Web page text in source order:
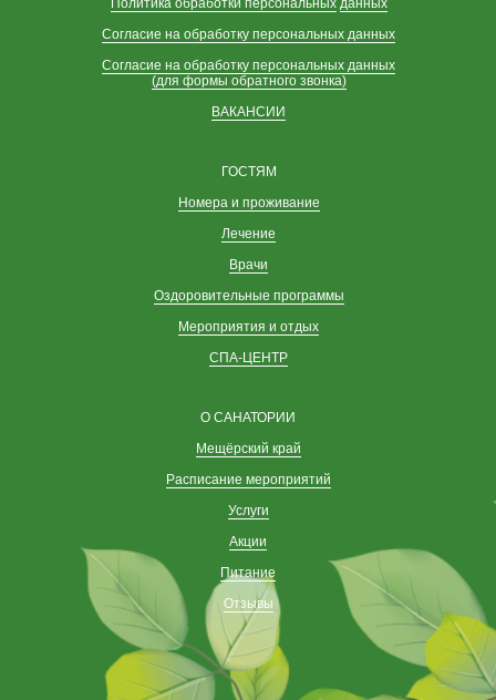
Политика обработки персональных данных
Согласие на обработку персональных данных
Согласие на обработку персональных данных
(для формы обратного звонка)
ВАКАНСИИ
ГОСТЯМ
Номера и проживание
Лечение
Врачи
Оздоровительные программы
Мероприятия и отдых
СПА-ЦЕНТР
О САНАТОРИИ
Мещёрский край
Расписание мероприятий
Услуги
Акции
Питание
Отзывы